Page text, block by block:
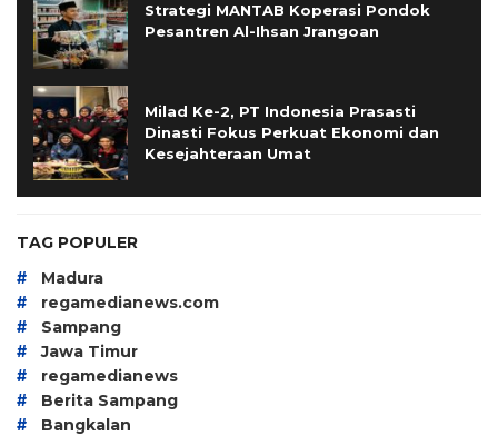
Strategi MANTAB Koperasi Pondok
Pesantren Al-Ihsan Jrangoan
Milad Ke-2, PT Indonesia Prasasti
Dinasti Fokus Perkuat Ekonomi dan
Kesejahteraan Umat
TAG POPULER
# Madura
# regamedianews.com
# Sampang
# Jawa Timur
# regamedianews
# Berita Sampang
#
Bangkalan